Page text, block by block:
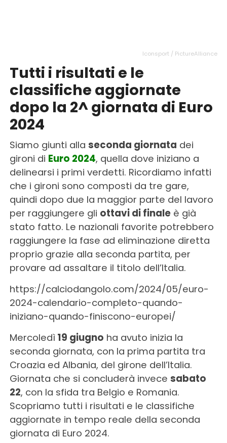
Iconsport / PictureAlliance
Tutti i risultati e le
classifiche aggiornate
dopo la 2^ giornata di Euro
2024
Siamo giunti alla seconda giornata dei
gironi di Euro 2024, quella dove iniziano a
delinearsi i primi verdetti. Ricordiamo infatti
che i gironi sono composti da tre gare,
quindi dopo due la maggior parte del lavoro
per raggiungere gli ottavi di finaleè già
stato fatto. Le nazionali favorite potrebbero
raggiungere la fase ad eliminazione diretta
proprio grazie alla seconda partita, per
provare ad assaltare il titolo dell’Italia.
https://calciodangolo.com/2024/05/euro-
2024-calendario-completo-quando-
iniziano-quando-finiscono-europei/
Mercoledì19 giugno ha avuto inizia la
seconda giornata, con la prima partita tra
Croazia ed Albania, del girone dell’Italia.
Giornata che si concluderà invece sabato
22, con la sfida tra Belgio e Romania.
Scopriamo tutti i risultati e le classifiche
aggiornate in tempo reale della seconda
giornata di Euro 2024.